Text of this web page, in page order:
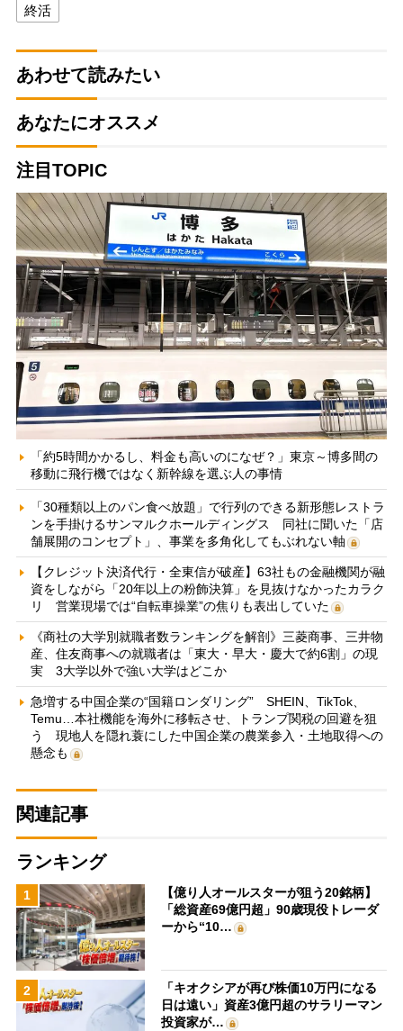
終活
あわせて読みたい
あなたにオススメ
注目TOPIC
「約5時間かかるし、料金も高いのになぜ？」東京～博多間の
移動に飛行機ではなく新幹線を選ぶ人の事情
「30種類以上のパン食べ放題」で行列のできる新形態レストラ
ンを手掛けるサンマルクホールディングス 同社に聞いた「店
舗展開のコンセプト」、事業を多角化してもぶれない軸
【クレジット決済代行・全東信が破産】63社もの金融機関が融
資をしながら「20年以上の粉飾決算」を見抜けなかったカラク
リ 営業現場では“自転車操業”の焦りも表出していた
《商社の大学別就職者数ランキングを解剖》三菱商事、三井物
産、住友商事への就職者は「東大・早大・慶大で約6割」の現
実 3大学以外で強い大学はどこか
急増する中国企業の“国籍ロンダリング” SHEIN、TikTok、
Temu…本社機能を海外に移転させ、トランプ関税の回避を狙
う 現地人を隠れ蓑にした中国企業の農業参入・土地取得への
懸念も
関連記事
ランキング
1
【億り人オールスターが狙う20銘柄】
「総資産69億円超」90歳現役トレーダ
ーから“10…
2
「キオクシアが再び株価10万円になる
日は遠い」資産3億円超のサラリーマン
投資家が…